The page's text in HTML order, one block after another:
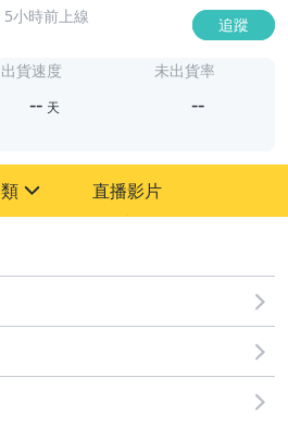
5小時前上線 追蹤
出貨速度
-- 天
未出貨率
--
直播影片